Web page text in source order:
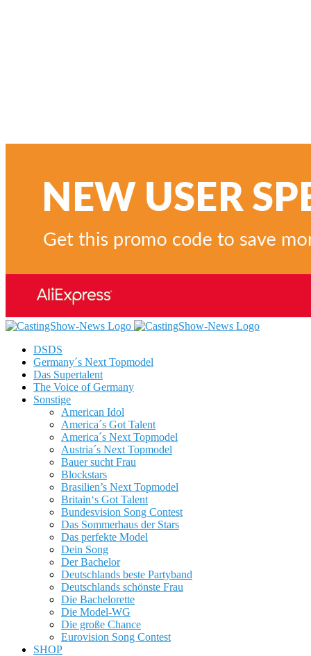
DSDS
Germany´s Next Topmodel
Das Supertalent
The Voice of Germany
Sonstige
American Idol
America´s Got Talent
America´s Next Topmodel
Austria´s Next Topmodel
Bauer sucht Frau
Blockstars
Brasilien’s Next Topmodel
Britain‘s Got Talent
Bundesvision Song Contest
Das Sommerhaus der Stars
Das perfekte Model
Dein Song
Der Bachelor
Deutschlands beste Partyband
Deutschlands schönste Frau
Die Bachelorette
Die Model-WG
Die große Chance
Eurovision Song Contest
SHOP